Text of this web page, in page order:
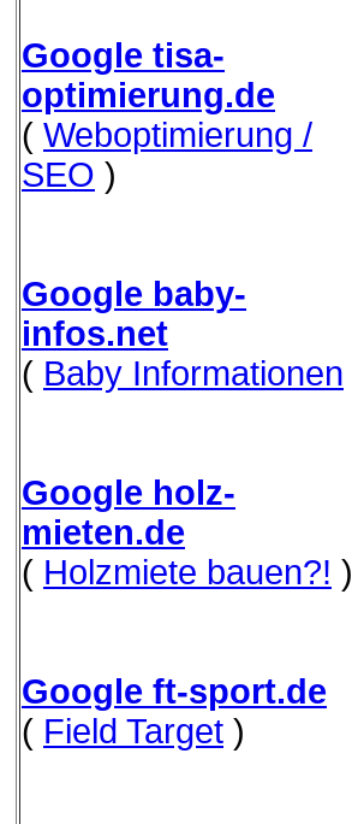
Google tisa-
optimierung.de
( Weboptimierung /
SEO )
Google baby-
infos.net
( Baby Informationen
Google holz-
mieten.de
( Holzmiete bauen?! )
Google ft-sport.de
( Field Target )